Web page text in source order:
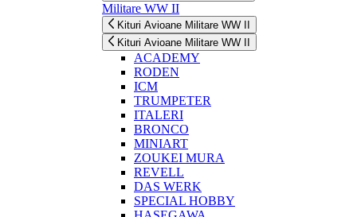
Militare WW II
Kituri Avioane Militare WW II
Kituri Avioane Militare WW II
ACADEMY
RODEN
ICM
TRUMPETER
ITALERI
BRONCO
MINIART
ZOUKEI MURA
REVELL
DAS WERK
SPECIAL HOBBY